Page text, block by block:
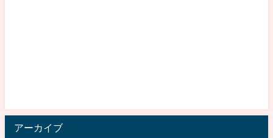
アーカイブ